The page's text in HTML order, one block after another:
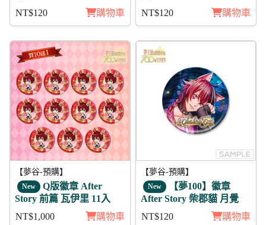
NT$120
購物車
NT$120
購物車
【夢谷-預購】
New Q版徽章 After
Story 前篇 瓦伊里 11入
NT$1,000
購物車
【夢谷-預購】
New 【夢100】徽章
After Story 柴郡貓 月覺
NT$120
購物車